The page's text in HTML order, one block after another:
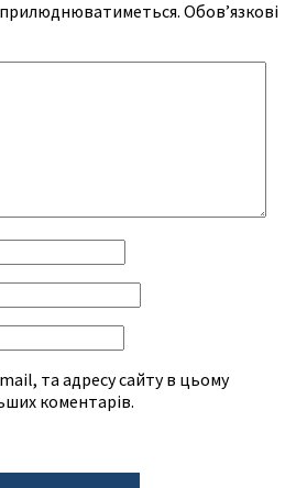
Обов’язкові
та адресу сайту в цьому
коментарів.